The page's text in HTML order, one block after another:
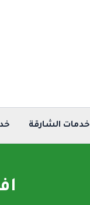
خدمات الشارقة